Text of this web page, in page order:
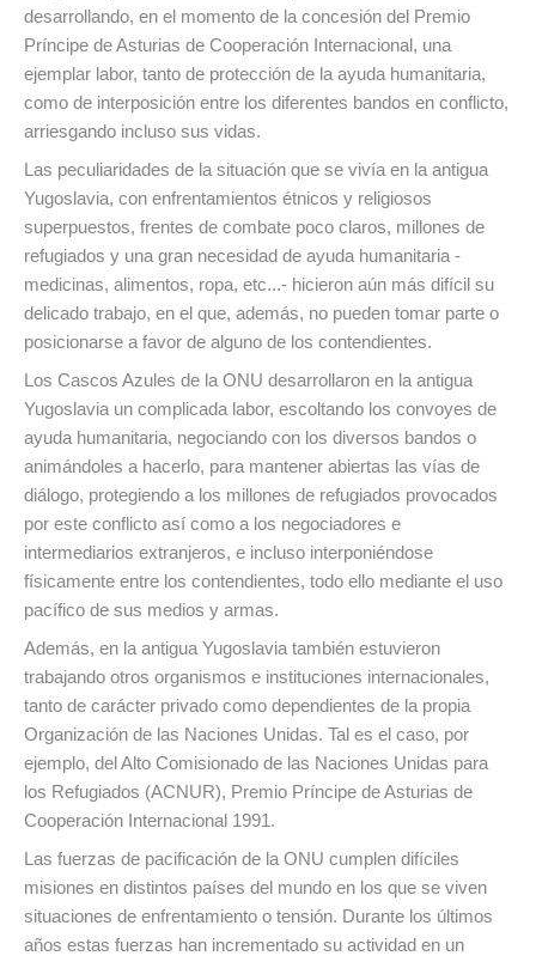
desarrollando, en el momento de la concesión del Premio
Príncipe de Asturias de Cooperación Internacional, una
ejemplar labor, tanto de protección de la ayuda humanitaria,
como de interposición entre los diferentes bandos en conflicto,
arriesgando incluso sus vidas.
Las peculiaridades de la situación que se vivía en la antigua
Yugoslavia, con enfrentamientos étnicos y religiosos
superpuestos, frentes de combate poco claros, millones de
refugiados y una gran necesidad de ayuda humanitaria -
medicinas, alimentos, ropa, etc...- hicieron aún más difícil su
delicado trabajo, en el que, además, no pueden tomar parte o
posicionarse a favor de alguno de los contendientes.
Los Cascos Azules de la ONU desarrollaron en la antigua
Yugoslavia un complicada labor, escoltando los convoyes de
ayuda humanitaria, negociando con los diversos bandos o
animándoles a hacerlo, para mantener abiertas las vías de
diálogo, protegiendo a los millones de refugiados provocados
por este conflicto así como a los negociadores e
intermediarios extranjeros, e incluso interponiéndose
físicamente entre los contendientes, todo ello mediante el uso
pacífico de sus medios y armas.
Además, en la antigua Yugoslavia también estuvieron
trabajando otros organismos e instituciones internacionales,
tanto de carácter privado como dependientes de la propia
Organización de las Naciones Unidas. Tal es el caso, por
ejemplo, del Alto Comisionado de las Naciones Unidas para
los Refugiados (ACNUR), Premio Príncipe de Asturias de
Cooperación Internacional 1991.
Las fuerzas de pacificación de la ONU cumplen difíciles
misiones en distintos países del mundo en los que se viven
situaciones de enfrentamiento o tensión. Durante los últimos
años estas fuerzas han incrementado su actividad en un